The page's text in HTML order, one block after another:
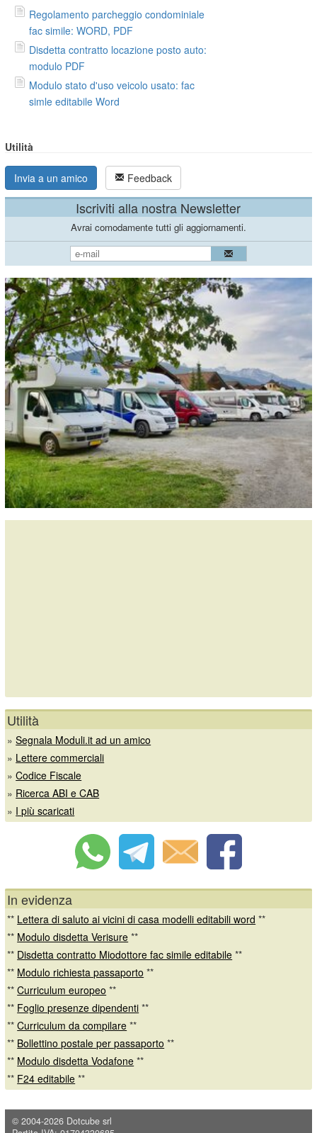
Regolamento parcheggio condominiale
fac simile: WORD, PDF
Disdetta contratto locazione posto auto:
modulo PDF
Modulo stato d'uso veicolo usato: fac
simle editabile Word
Utilità
Invia a un amico Feedback
Iscriviti alla nostra Newsletter
Avrai comodamente tutti gli aggiornamenti.
Utilità
»Segnala Moduli.it ad un amico
» Lettere commerciali
»Codice Fiscale
» Ricerca ABI e CAB
» I più scaricati
In evidenza
** Lettera di saluto ai vicini di casa modelli editabili word **
** Modulo disdetta Verisure **
** Disdetta contratto Miodottore fac simile editabile **
** Modulo richiesta passaporto **
**Curriculum europeo **
** Foglio presenze dipendenti **
**Curriculum da compilare **
** Bollettino postale per passaporto **
** Modulo disdetta Vodafone **
** F24 editabile **
© 2004-2026 Dotcube srl